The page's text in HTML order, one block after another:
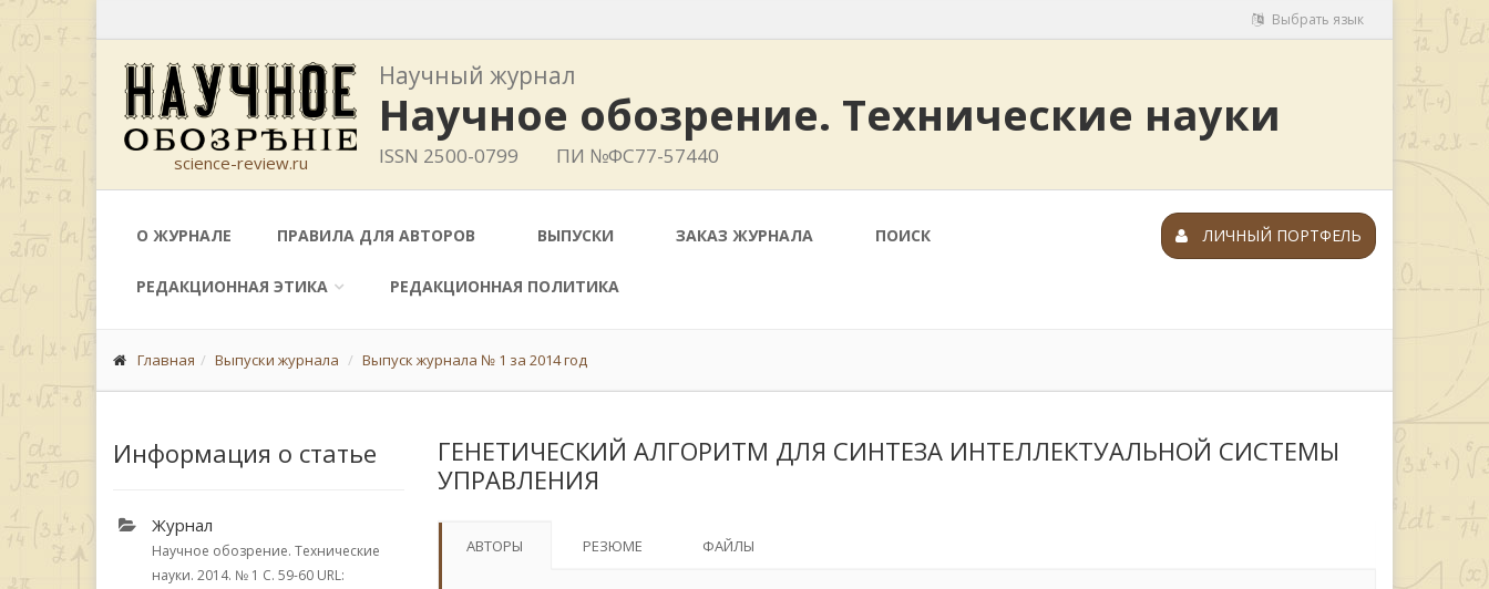
Выбрать язык
science-review.ru
Научный журнал
Научное обозрение. Технические науки
ISSN 2500-0799 ПИ №ФС77-57440
О ЖУРНАЛЕ ПРАВИЛА ДЛЯ АВТОРОВ ВЫПУСКИ ЗАКАЗ ЖУРНАЛА ПОИСК
РЕДАКЦИОННАЯ ЭТИКА РЕДАКЦИОННАЯ ПОЛИТИКА
ЛИЧНЫЙ ПОРТФЕЛЬ
Главная Выпуски журнала Выпуск журнала № 1 за 2014 год
Информация о статье
Журнал
Научное обозрение. Технические
науки. 2014. № 1 С. 59-60 URL:
ГЕНЕТИЧЕСКИЙ АЛГОРИТМ ДЛЯ СИНТЕЗА ИНТЕЛЛЕКТУАЛЬНОЙ СИСТЕМЫ
УПРАВЛЕНИЯ
АВТОРЫ РЕЗЮМЕ ФАЙЛЫ